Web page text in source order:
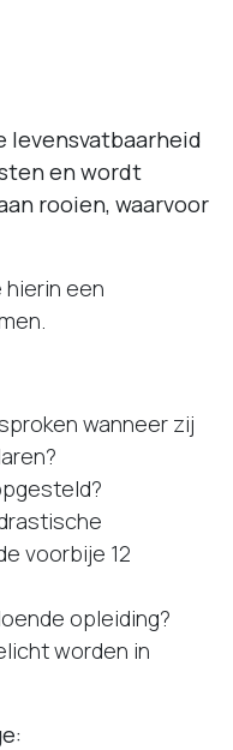
levensvatbaarheid
en wordt
rooien, waarvoor
een
wanneer zij
voorbije 12
opleiding?
worden in